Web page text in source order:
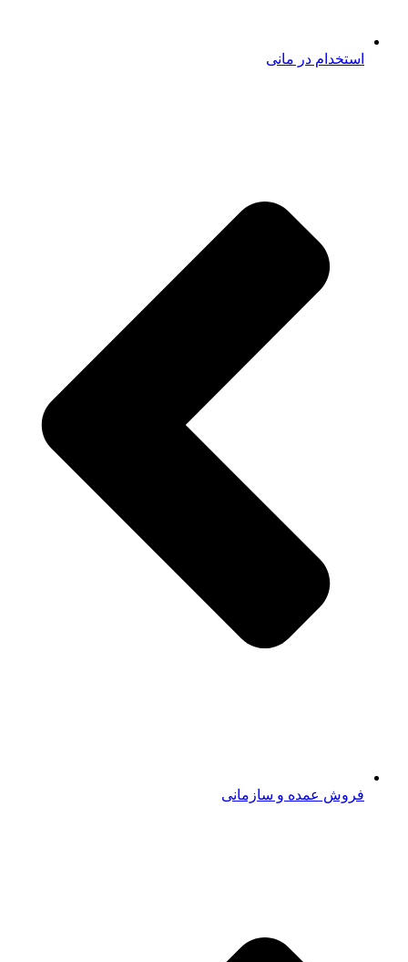
استخدام در مانی
فروش عمده و سازمانی